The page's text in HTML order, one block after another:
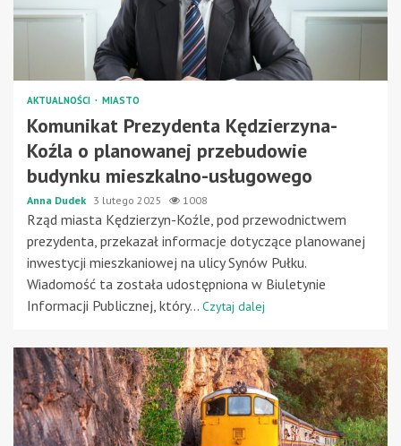
AKTUALNOŚCI MIASTO
Komunikat Prezydenta Kędzierzyna-
Koźla o planowanej przebudowie
budynku mieszkalno-usługowego
Anna Dudek 3 lutego 2025 1008
Rząd miasta Kędzierzyn-Koźle, pod przewodnictwem
prezydenta, przekazał informacje dotyczące planowanej
inwestycji mieszkaniowej na ulicy Synów Pułku.
Wiadomość ta została udostępniona w Biuletynie
Informacji Publicznej, który... Czytaj dalej